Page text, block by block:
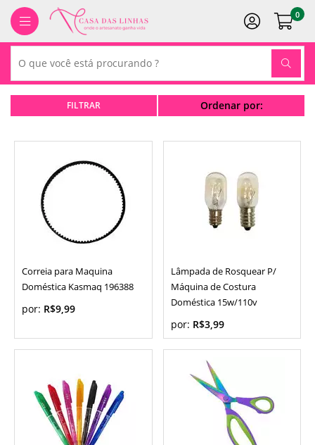
0
Ordenar por:
Correia para Maquina
Doméstica Kasmaq 196388
por: R$9,99
Lâmpada de Rosquear P/
Máquina de Costura
Doméstica 15w/110v
por: R$3,99